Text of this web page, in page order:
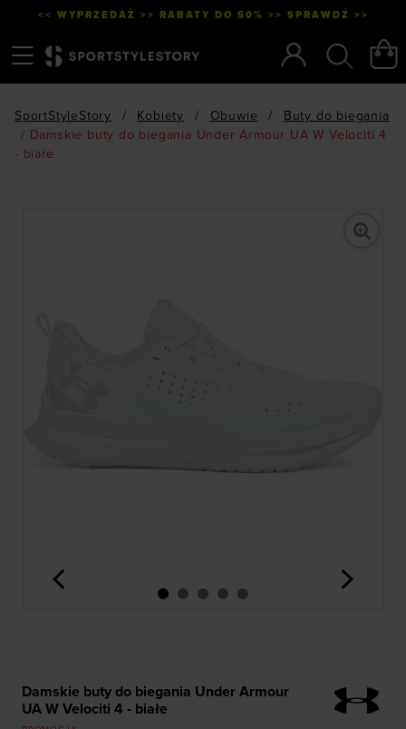
<< WYPRZEDAŻ >> RABATY DO 50% >> SPRAWDŹ >>
SportStyleStory / Kobiety / Obuwie /
Buty do biegania
/ Damskie buty do biegania Under Armour UA W Velociti 4
- białe
<
Damskie buty do biegania Under Armour
UA W Velociti 4 - białe